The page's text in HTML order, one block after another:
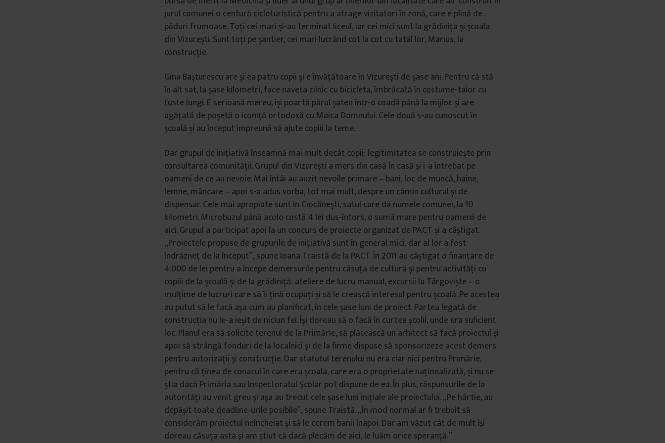
jurul comunei o centură cicloturistică pentru a atrage vizitatori în zonă, care e plină de
păduri frumoase. Toți cei mari și-au terminat liceul, iar cei mici sunt la grădinița și școala
din Vizurești. Sunt toți pe șantier, cei mari lucrând cot la cot cu tatăl lor, Marius, la
construcție.
Gina Bașturescu are și ea patru copii și e învățătoare în Vizurești de șase ani. Pentru că stă
în alt sat, la șase kilometri, face naveta zilnic cu bicicleta, îmbrăcată în costume-taior cu
fuste lungi. E serioasă mereu, își poartă părul șaten într-o coadă până la mijloc și are
agățată de poșetă o iconiță ortodoxă cu Maica Domnului. Cele două s-au cunoscut în
școală și au început împreună să ajute copiii la teme.
Dar grupul de inițiativă înseamnă mai mult decât copii: legitimitatea se construiește prin
consultarea comunității. Grupul din Vizurești a mers din casă în casă și i-a întrebat pe
oameni de ce au nevoie. Mai întâi au auzit nevoile primare – bani, loc de muncă, haine,
lemne, mâncare – apoi s-a adus vorba, tot mai mult, despre un cămin cultural și de
dispensar. Cele mai apropiate sunt în Ciocănești, satul care dă numele comunei, la 10
kilometri. Microbuzul până acolo costă 4 lei dus-întors, o sumă mare pentru oamenii de
aici. Grupul a participat apoi la un concurs de proiecte organizat de PACT și a câștigat.
„Proiectele propuse de grupurile de inițiativă sunt în general mici, dar al lor a fost
îndrăzneț de la început”, spune Ioana Traistă de la PACT. În 2011 au câștigat o finanțare de
4.000 de lei pentru a începe demersurile pentru căsuța de cultură și pentru activități cu
copiii de la școală și de la grădiniță: ateliere de lucru manual, excursii la Târgoviște – o
mulțime de lucruri care să îi țină ocupați și să le crească interesul pentru școală. Pe acestea
au putut să le facă așa cum au planificat, în cele șase luni de proiect. Partea legată de
construcția nu le-a ieșit de niciun fel. Își doreau să o facă în curtea școlii, unde era suficient
loc. Planul era să solicite terenul de la Primărie, să plătească un arhitect să facă proiectul și
apoi să strângă fonduri de la localnici și de la firme dispuse să sponsorizeze acest demers
pentru autorizații și construcție. Dar statutul terenului nu era clar nici pentru Primărie,
pentru că ținea de conacul în care era școala, care era o proprietate naționalizată, și nu se
știa dacă Primăria sau Inspectoratul Şcolar pot dispune de ea. În plus, răspunsurile de la
autorități au venit greu și așa au trecut cele șase luni inițiale ale proiectului. „Pe hârtie, au
depășit toate deadline-urile posibile”, spune Traistă. „În mod normal ar fi trebuit să
considerăm proiectul neîncheiat și să le cerem banii înapoi. Dar am văzut cât de mult își
doreau căsuța asta și am știut că dacă plecăm de aici, le luăm orice speranță.”